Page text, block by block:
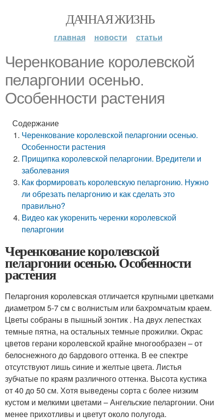
ДАЧНАЯ ЖИЗНЬ
главная новости статьи
Черенкование королевской
пеларгонии осенью.
Особенности растения
Содержание
Черенкование королевской пеларгонии осенью.
Особенности растения
Прищипка королевской пеларгонии. Вредители и
заболевания
Как формировать королевскую пеларгонию. Нужно
ли обрезать пеларгонию и как сделать это
правильно?
Видео как укоренить черенки королевской
пеларгонии
Черенкование королевской
пеларгонии осенью. Особенности
растения
Пеларгония королевская отличается крупными цветками
диаметром 5-7 см с волнистым или бахромчатым краем.
Цветы собраны в пышный зонтик . На двух лепестках
темные пятна, на остальных темные прожилки. Окрас
цветов герани королевской крайне многообразен – от
белоснежного до бардового оттенка. В ее спектре
отсутствуют лишь синие и желтые цвета. Листья
зубчатые по краям различного оттенка. Высота кустика
от 40 до 50 см. Хотя выведены сорта с более низким
кустом и мелкими цветами – Ангельские пеларгонии. Они
менее прихотливы и цветут около полугода.